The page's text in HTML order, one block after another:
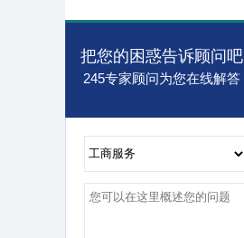
把您的困惑告诉顾问吧
245专家顾问为您在线解答